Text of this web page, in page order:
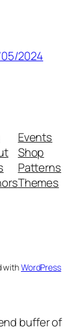
05/2024
Events
Shop
Patterns
Themes
withWordPress
buffer of